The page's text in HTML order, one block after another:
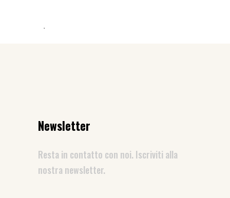
.
Newsletter
Resta in contatto con noi. Iscriviti alla
nostra newsletter.